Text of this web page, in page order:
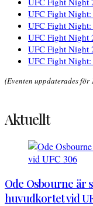
UFC Fight
UFC Fight
UFC Fight Night
UFC Fight Night
UFC Fight Night:
(Eventen uppdaterades för
Aktuellt
Ode Osbourne är
huvudkortet vid